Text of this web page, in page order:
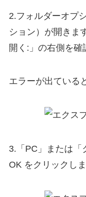
2.フォルダーオプ
ション）が開きま
開く:」の右側を確
エラーが出ている
3.「PC」または「
OK をクリックしま